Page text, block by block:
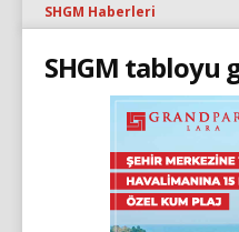
SHGM Haberleri
SHGM tabloyu